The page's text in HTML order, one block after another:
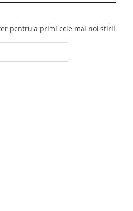
pentru a primi cele mai noi stiri!